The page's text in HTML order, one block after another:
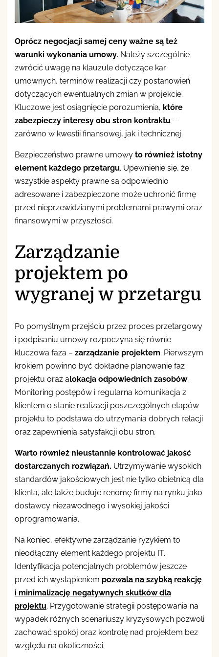
Oprócz negocjacji samej ceny ważne są też
warunki wykonania umowy. Należy szczególnie
zwrócić uwagę na klauzule dotyczące kar
umownych, terminów realizacji czy postanowień
dotyczących ewentualnych zmian w projekcie.
Kluczowe jest osiągnięcie porozumienia, które
zabezpieczy interesy obu stron kontraktu –
zarówno w kwestii finansowej, jak i technicznej.
Bezpieczeństwo prawne umowy to również istotny
element każdego przetargu. Upewnienie się, że
wszystkie aspekty prawne są odpowiednio
adresowane i zabezpieczone może uchronić firmę
przed nieprzewidzianymi problemami prawymi oraz
finansowymi w przyszłości.
Zarządzanie
projektem po
wygranej w przetargu
Po pomyślnym przejściu przez proces przetargowy
i podpisaniu umowy rozpoczyna się równie
kluczowa faza – zarządzanie projektem. Pierwszym
krokiem powinno być dokładne planowanie faz
projektu oraz alokacja odpowiednich zasobów.
Monitoring postępów i regularna komunikacja z
klientem o stanie realizacji poszczególnych etapów
projektu to podstawa do utrzymania dobrych relacji
oraz zapewnienia satysfakcji obu stron.
Warto również nieustannie kontrolować jakość
dostarczanych rozwiązań. Utrzymywanie wysokich
standardów jakościowych jest nie tylko obietnicą dla
klienta, ale także buduje renomę firmy na rynku jako
dostawcy niezawodnego i wysokiej jakości
oprogramowania.
Na koniec, efektywne zarządzanie ryzykiem to
nieodłączny element każdego projektu IT.
Identyfikacja potencjalnych problemów jeszcze
przed ich wystąpieniem pozwala na szybką reakcję
i minimalizację negatywnych skutków dla
projektu. Przygotowanie strategii postępowania na
wypadek różnych scenariuszy kryzysowych pozwoli
zachować spokój oraz kontrolę nad projektem bez
względu na okoliczności.